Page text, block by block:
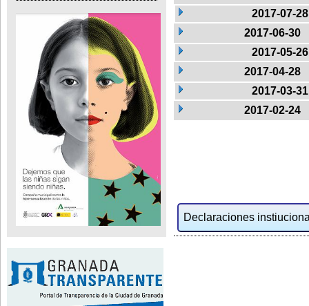
2017-07-28
2017-06-30
2017-05-26
2017-04-28
2017-03-31
2017-02-24
Declaraciones